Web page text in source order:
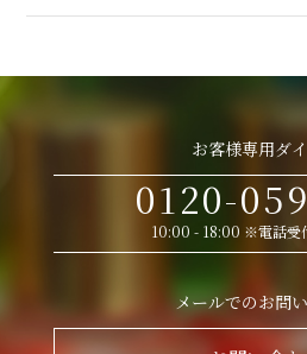
お客様専用ダ
0120-
10:00 - 18:00 ※電話受
メールでのお問